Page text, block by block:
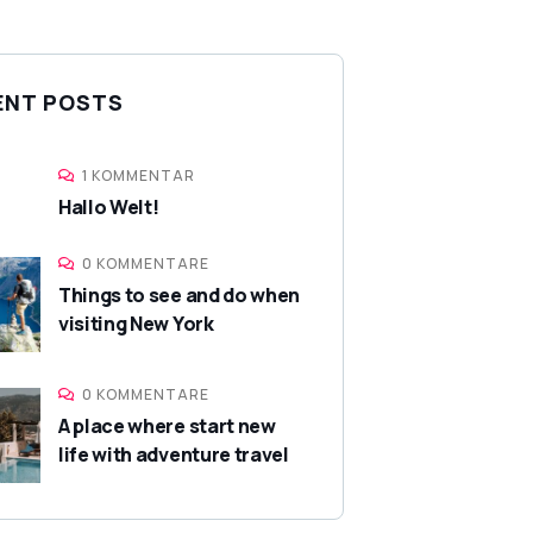
POSTS
1 KOMMENTAR
Hallo Welt!
0 KOMMENTARE
Things to see and do when
visiting New York
0 KOMMENTARE
A place where start new
life with adventure travel